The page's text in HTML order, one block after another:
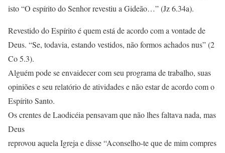
isto “O espírito do Senhor revestiu a Gideão…” (Jz 6.34a).
Revestido do Espírito é quem está de acordo com a vontade de
Deus. “Se, todavia, estando vestidos, não formos achados nus” (2
Co 5.3).
Alguém pode se envaidecer com seu programa de trabalho, suas
opiniões e seu relatório de atividades e não estar de acordo com o
Espírito Santo.
Os crentes de Laodicéia pensavam que não lhes faltava nada, mas
Deus
reprovou aquela Igreja e disse “Aconselho-te que de mim compres